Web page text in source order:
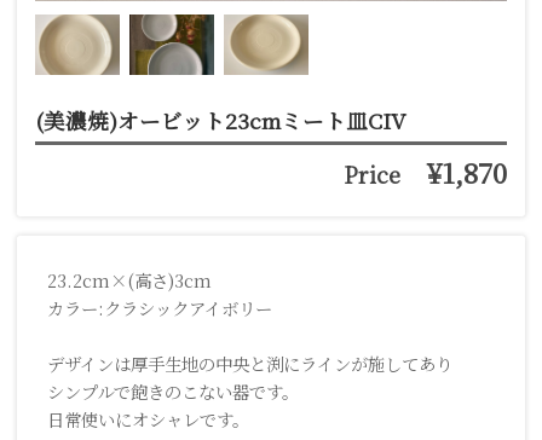
(美濃焼)オービット23cmミート皿CIV
Price ¥1,870
23.2cm×(高さ)3cm
カラー:クラシックアイボリー
デザインは厚手生地の中央と渕にラインが施してあり
シンプルで飽きのこない器です。
日常使いにオシャレです。